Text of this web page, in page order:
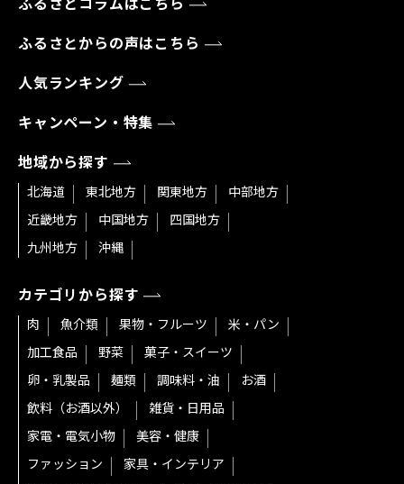
ふるさとコラムはこちら
ふるさとからの声はこちら
人気ランキング
キャンペーン・特集
地域から探す
北海道 東北地方 関東地方
中部地方
近畿地方
中国地方
四国地方
九州地方
沖縄
カテゴリから探す
肉 魚介類 果物・フルーツ
米・パン
加工食品
野菜
菓子・スイーツ
卵・乳製品
麺類 調味料・油
お酒
飲料（お酒以外）
雑貨・日用品
家電・電気小物
美容・健康
ファッション
家具・インテリア